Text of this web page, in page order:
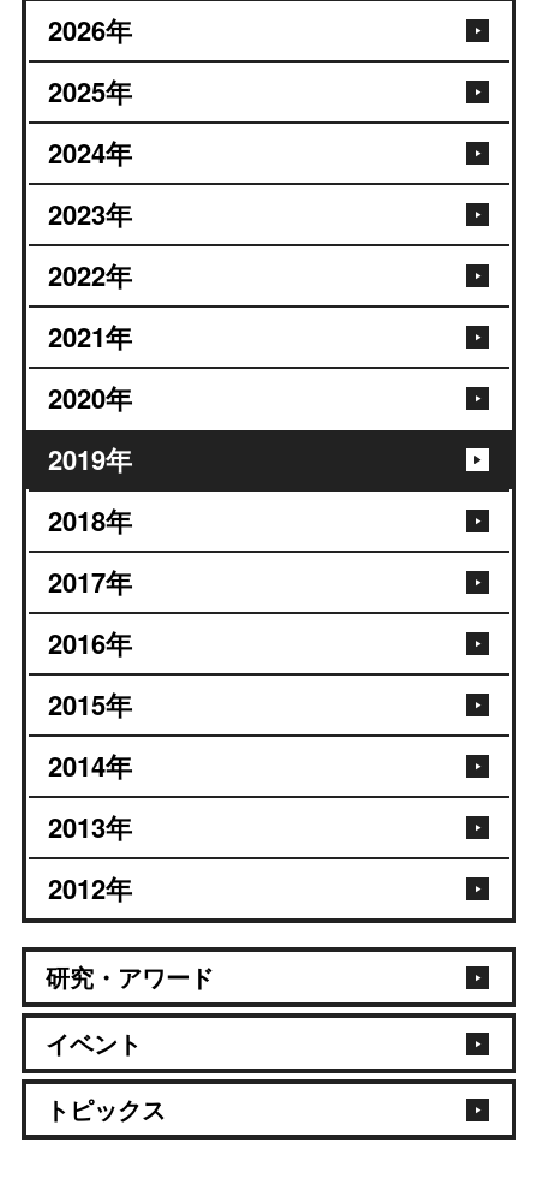
2026年
2025年
2024年
2023年
2022年
2021年
2020年
2019年
2018年
2017年
2016年
2015年
2014年
2013年
2012年
研究・アワード
イベント
トピックス